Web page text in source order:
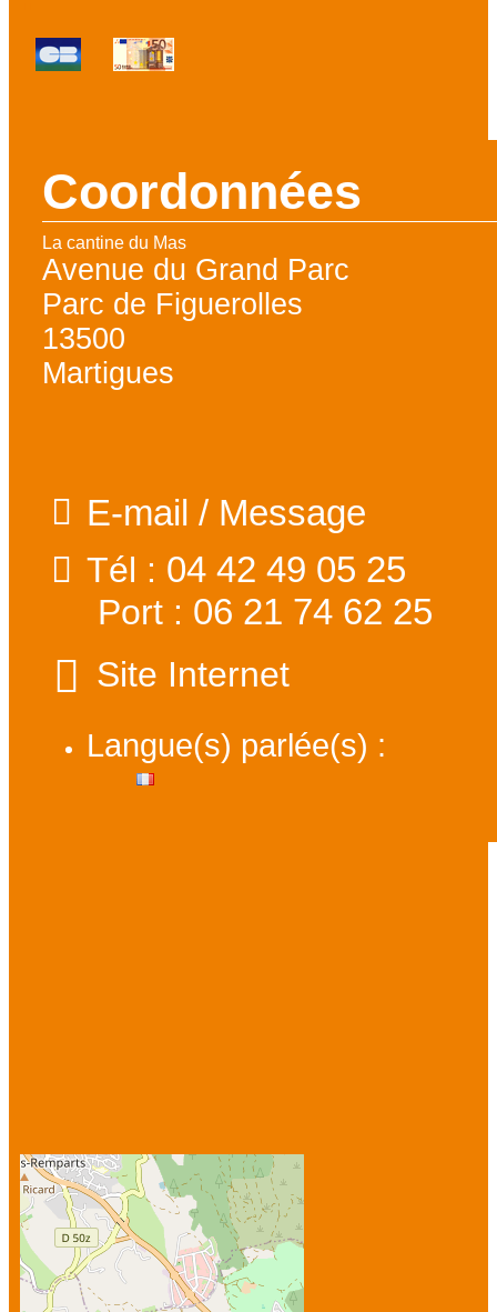
Coordonnées
La cantine du Mas
Avenue du Grand Parc
Parc de Figuerolles
13500
Martigues
E-mail / Message
Tél : 04 42 49 05 25
Port : 06 21 74 62 25
Site Internet
Langue(s) parlée(s) :